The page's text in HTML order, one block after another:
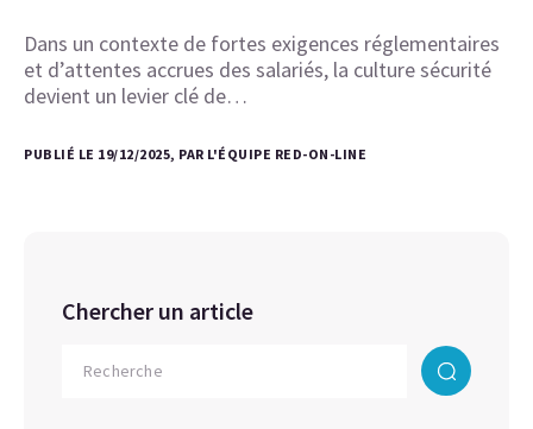
Dans un contexte de fortes exigences réglementaires
et d’attentes accrues des salariés, la culture sécurité
devient un levier clé de…
PUBLIÉ LE 19/12/2025, PAR L'ÉQUIPE RED-ON-LINE
Chercher un article